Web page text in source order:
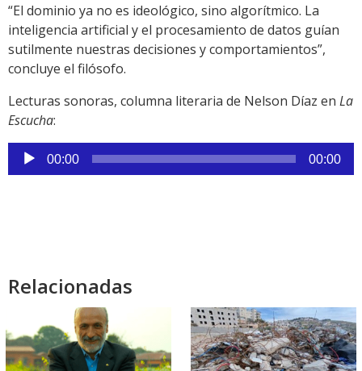
“El dominio ya no es ideológico, sino algorítmico. La
inteligencia artificial y el procesamiento de datos guían
sutilmente nuestras decisiones y comportamientos”,
concluye el filósofo.
Lecturas sonoras, columna literaria de Nelson Díaz en La
Escucha:
Reproductor
de
00:00 00:00
Relacionadas